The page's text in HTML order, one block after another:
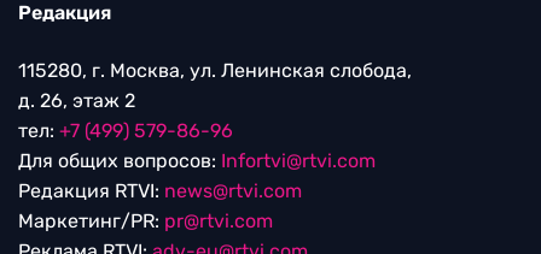
Редакция
115280, г. Москва, ул. Ленинская слобода,
д. 26, этаж 2
тел: +7 (499) 579-86-96
Для общих вопросов: Infortvi@rtvi.com
Редакция RTVI: news@rtvi.com
Маркетинг/PR: pr@rtvi.com